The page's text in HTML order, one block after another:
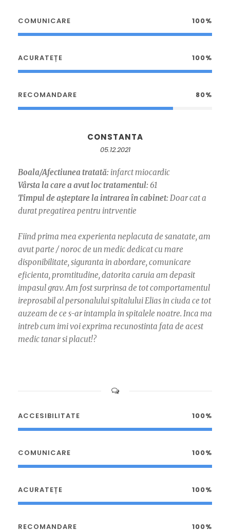
COMUNICARE 100%
ACURATEȚE 100%
RECOMANDARE 80%
CONSTANTA
05.12.2021
Boala/Afectiunea tratată: infarct miocardic
Vârsta la care a avut loc tratamentul: 61
Timpul de așteptare la intrarea în cabinet: Doar cat a
durat pregatirea pentru intrventie
Fiind prima mea experienta neplacuta de sanatate, am
avut parte / noroc de un medic dedicat cu mare
disponibilitate, siguranta in abordare, comunicare
eficienta, promtitudine, datorita caruia am depasit
impasul grav. Am fost surprinsa de tot comportamentul
ireprosabil al personalului spitalului Elias in ciuda ce tot
auzeam de ce s-ar intampla in spitalele noatre. Inca ma
intreb cum imi voi exprima recunostinta fata de acest
medic tanar si placut!?
ACCESIBILITATE 100%
COMUNICARE 100%
ACURATEȚE 100%
RECOMANDARE 100%